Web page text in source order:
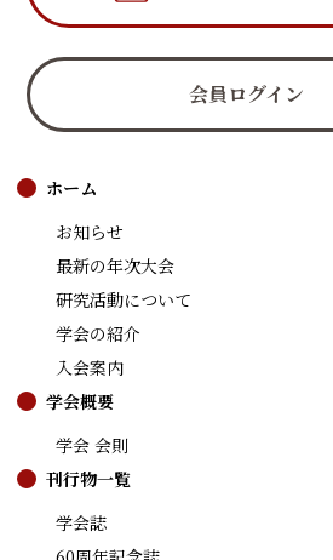
会員ログイン
ホーム
お知らせ
最新の年次大会
研究活動について
学会の紹介
入会案内
学会概要
学会 会則
刊行物一覧
学会誌